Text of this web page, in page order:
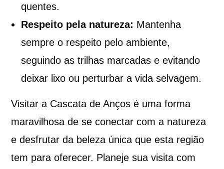
quentes.
Respeito pela natureza: Mantenha
sempre o respeito pelo ambiente,
seguindo as trilhas marcadas e evitando
deixar lixo ou perturbar a vida selvagem.
Visitar a Cascata de Anços é uma forma
maravilhosa de se conectar com a natureza
e desfrutar da beleza única que esta região
tem para oferecer. Planeje sua visita com